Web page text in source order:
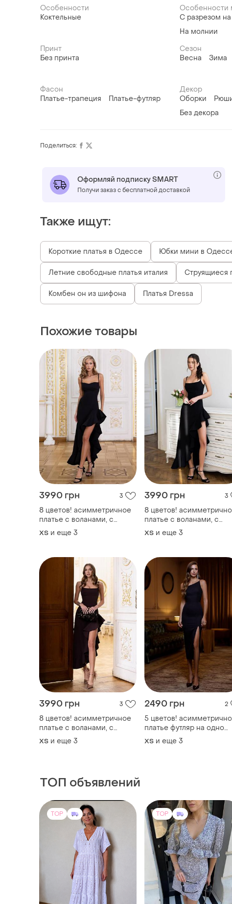
Особенности
Коктельные
Особенности
С разрезом
На молнии
Принт
Без принта
Сезон
Весна
Зима
Фасон
Платье-трапеция
Платье-футляр
Декор
Оборки
Без декора
Поделиться:
Оформляй подписку SMART
Получи заказ с бесплатной доставкой
Также ищут:
Короткие платья в Одессе Юбки мини в
Летние свободные платья италия Струящиеся
Комбен он из шифона Платья Dressa
Похожие товары
3990 грн 3
8 цветов! асимметричное
платье с воланами, с
разрезом на ноге, на
бретелях, платье миди,
воланами, классическое,
базовое
ХS и еще 3
3990 грн 3
8 цветов!
платье с воланами, с
разрезом на ноге, на
бретелях, платье миди,
воланами,
базовое
ХS и еще 3
3990 грн 3
8 цветов! асимметричное
платье с воланами, с
разрезом на ноге, на
бретелях, платье миди,
ХS и еще 3
2490 грн 2
5 цветов!
платье футляр на одно
плечо, миди платья с
разрезом на ноге,
ХS и еще 3
ТОП объявлений
TOP TOP